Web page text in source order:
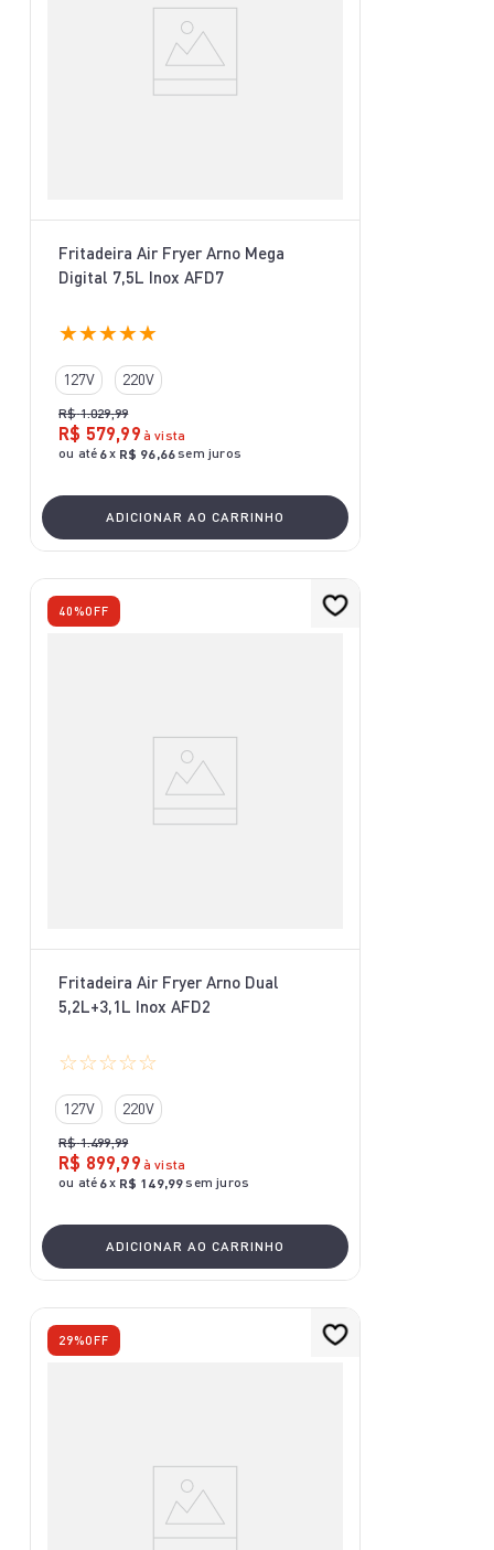
Fritadeira Air Fryer Arno Mega
Digital 7,5L Inox AFD7
★★★★★
127V 220V
R$ 1.029,99
R$ 579,99 à vista
ou até 6x R$ 96,66sem juros
ADICIONAR AO CARRINHO
40%OFF
Fritadeira Air Fryer Arno Dual
5,2L+3,1L Inox AFD2
☆☆☆☆☆
127V 220V
R$ 1.499,99
R$ 899,99 à vista
ou até 6x R$ 149,99sem juros
ADICIONAR AO CARRINHO
29%OFF